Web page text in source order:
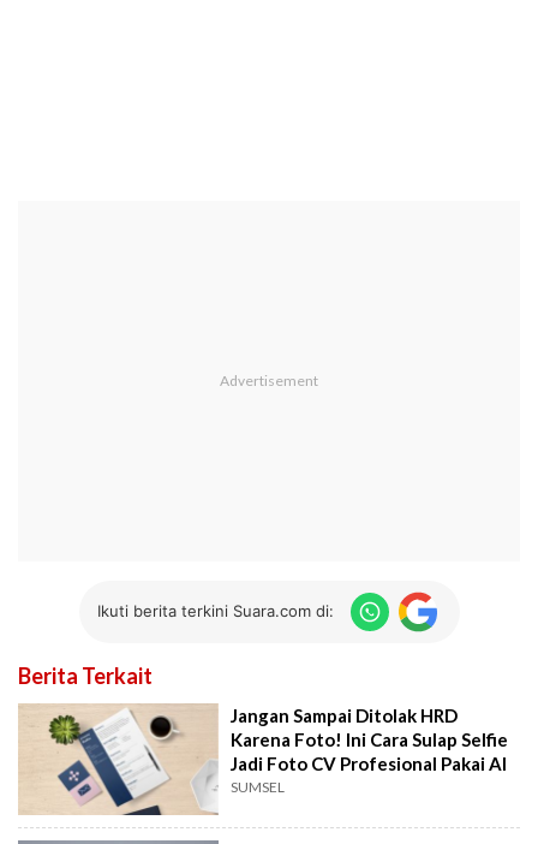
Ikuti berita terkini Suara.com di:
Berita Terkait
Jangan Sampai Ditolak HRD
Karena Foto! Ini Cara Sulap Selfie
Jadi Foto CV Profesional Pakai AI
SUMSEL